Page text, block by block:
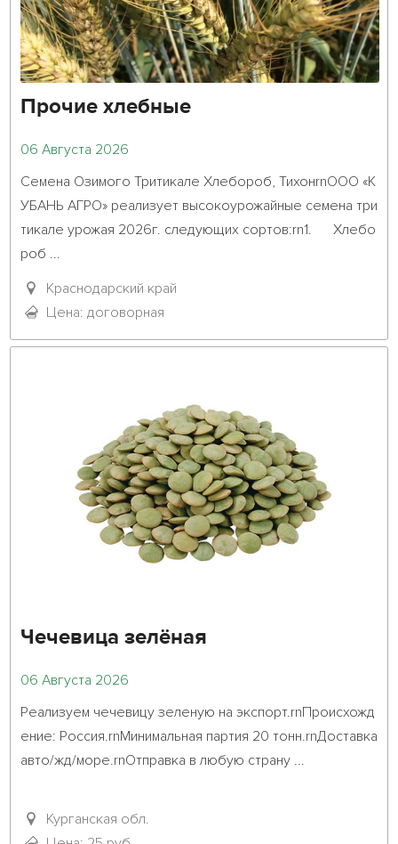
Прочие хлебные
06 Августа 2026
Семена Озимого Тритикале Хлебороб, ТихонrnООО «К
УБАНЬ АГРО» реализует высокоурожайные семена три
тикале урожая 2026г. следующих сортов:rn1.	Хлебо
роб ...
Краснодарский край
Цена: договорная
Чечевица зелёная
06 Августа 2026
Реализуем чечевицу зеленую на экспорт.rnПроисхожд
ение: Россия.rnМинимальная партия 20 тонн.rnДоставка
авто/жд/море.rnОтправка в любую страну ...
Курганская обл.